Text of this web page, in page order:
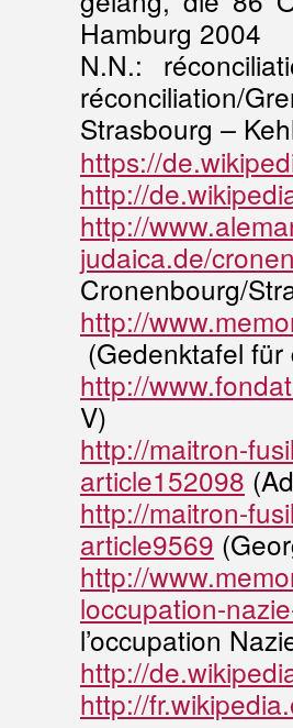
Hamburg 2004
N.N.:
réconciliation/
Strasbourg –
https://
http://
http://
judaica.de/
Cronenbourg/
http://
(Gedenktafel
http://
V)
http://maitron-
article152098
http://maitron-
article9569
http://
loccupation-
l’occupation
http://
http://